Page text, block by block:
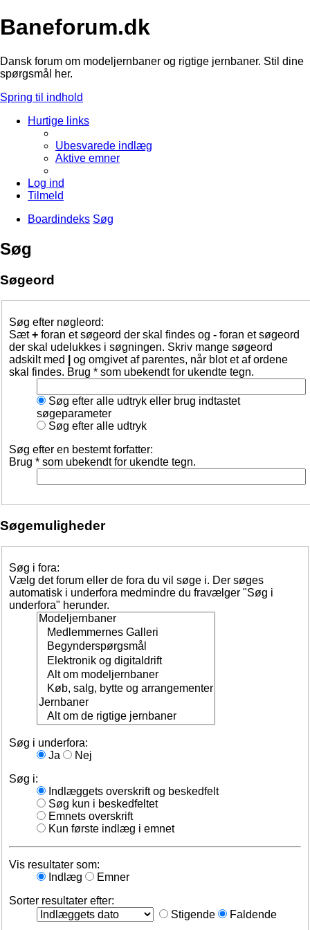
Baneforum.dk
Dansk forum om modeljernbaner og rigtige jernbaner. Stil dine
spørgsmål her.
Spring til indhold
Hurtige links
Ubesvarede indlæg
Aktive emner
Log ind
Tilmeld
Boardindeks Søg
Søg
Søgeord
Søg efter nøgleord:
Sæt+ foran et søgeord der skal findes og - foran et søgeord
der skal udelukkes i søgningen. Skriv mange søgeord
adskilt med
og omgivet af parentes, når blot et af ordene
skal findes. Brug * som ubekendt for ukendte tegn.
Søg efter alle udtryk eller brug indtastet
søgeparameter
Søg efter alle udtryk
Søg efter en bestemt forfatter:
Brug * som ubekendt for ukendte tegn.
Søgemuligheder
Søg i fora:
Vælg det forum eller de fora du vil søge i. Der søges
automatisk i underfora medmindre du fravælger "Søg i
underfora" herunder.
Søg i underfora:
Ja
Nej
Søg i:
Indlæggets overskrift og beskedfelt
Søg kun i beskedfeltet
Emnets overskrift
Kun første indlæg i emnet
Vis resultater som:
Indlæg
Emner
Sorter resultater efter:
Stigende
Faldende